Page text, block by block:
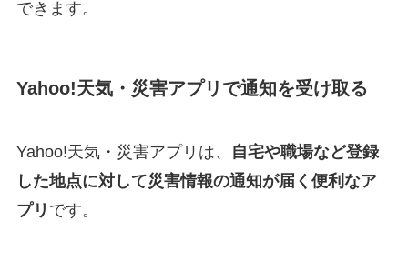
できます。
Yahoo!天気・災害アプリで通知を受け取る
Yahoo!天気・災害アプリは、
自宅や職場など登録
した地点に対して災害情報の通知が届く便利なア
プリ です。